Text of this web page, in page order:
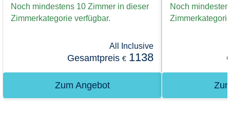
Noch mindestens 10 Zimmer in dieser
Zimmerkategorie verfügbar.
All Inclusive
Gesamtpreis € 1138
Zum Angebot
Noch